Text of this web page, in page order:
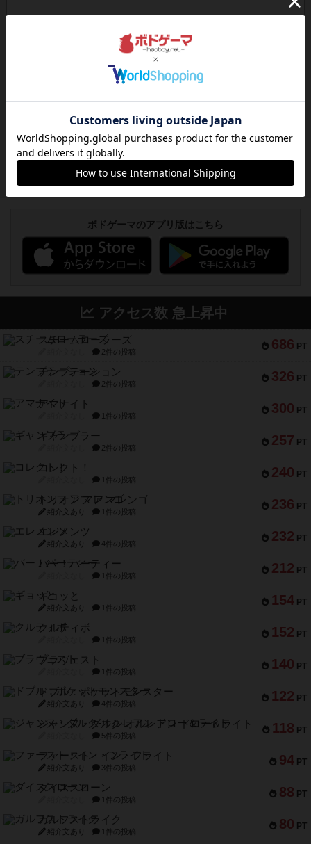
ボドゲーマのアプリ版はこちら
アクセス数 急上昇中
686 PT
スチームローラーズ
2件の投稿
326 PT
テンプテーション
2件の投稿
300 PT
アマナイト
1件の投稿
257 PT
ギャンブラー
2件の投稿
240 PT
コレクト！
1件の投稿
236 PT
トリオンフ ア マレンゴ
紹介文あり 1件の投稿
232 PT
エレメンツ
紹介文あり 4件の投稿
212 PT
バー！パーティー
1件の投稿
154 PT
ギョッと
紹介文あり 1件の投稿
152 PT
クルティボ
1件の投稿
140 PT
ブラヴェスト
1件の投稿
122 PT
ドブル：ポケットモンスター
紹介文あり 4件の投稿
118 PT
ジャンヌ・ダルク-オルレアン ドロー＆ライト
5件の投稿
94 PT
ファースト・イン・フライト
紹介文あり 3件の投稿
88 PT
ダイススローン
1件の投稿
80 PT
ガルフストライク
紹介文あり 1件の投稿